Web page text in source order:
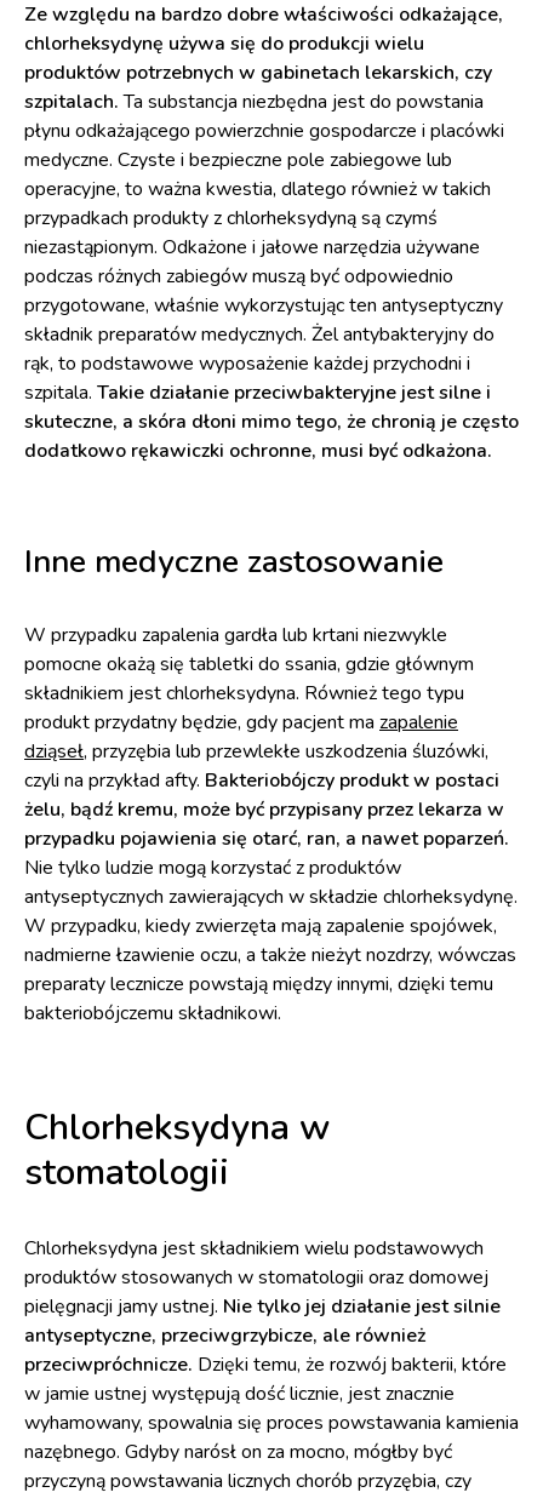
Ze względu na bardzo dobre właściwości odkażające,
chlorheksydynę używa się do produkcji wielu
produktów potrzebnych w gabinetach lekarskich, czy
szpitalach.Ta substancja niezbędna jest do powstania
płynu odkażającego powierzchnie gospodarcze i placówki
medyczne. Czyste i bezpieczne pole zabiegowe lub
operacyjne, to ważna kwestia, dlatego również w takich
przypadkach produkty z chlorheksydyną są czymś
niezastąpionym. Odkażone i jałowe narzędzia używane
podczas różnych zabiegów muszą być odpowiednio
przygotowane, właśnie wykorzystując ten antyseptyczny
składnik preparatów medycznych. Żel antybakteryjny do
rąk, to podstawowe wyposażenie każdej przychodni i
szpitala. Takie działanie przeciwbakteryjne jest silne i
skuteczne, a skóra dłoni mimo tego, że chronią je często
dodatkowo rękawiczki ochronne, musi być odkażona.
Inne medyczne zastosowanie
W przypadku zapalenia gardła lub krtani niezwykle
pomocne okażą się tabletki do ssania, gdzie głównym
składnikiem jest chlorheksydyna. Również tego typu
produkt przydatny będzie, gdy pacjent ma zapalenie
dziąseł, przyzębia lub przewlekłe uszkodzenia śluzówki,
czyli na przykład afty. Bakteriobójczy produkt w postaci
żelu, bądź kremu, może być przypisany przez lekarza w
przypadku pojawienia się otarć, ran, a nawet poparzeń.
Nie tylko ludzie mogą korzystać z produktów
antyseptycznych zawierających w składzie chlorheksydynę.
W przypadku, kiedy zwierzęta mają zapalenie spojówek,
nadmierne łzawienie oczu, a także nieżyt nozdrzy, wówczas
preparaty lecznicze powstają między innymi, dzięki temu
bakteriobójczemu składnikowi.
Chlorheksydyna w
stomatologii
Chlorheksydyna jest składnikiem wielu podstawowych
produktów stosowanych w stomatologii oraz domowej
pielęgnacji jamy ustnej. Nie tylko jej działanie jest silnie
antyseptyczne, przeciwgrzybicze, ale również
przeciwpróchnicze. Dzięki temu, że rozwój bakterii, które
w jamie ustnej występują dość licznie, jest znacznie
wyhamowany, spowalnia się proces powstawania kamienia
nazębnego. Gdyby narósł on za mocno, mógłby być
przyczyną powstawania licznych chorób przyzębia, czy